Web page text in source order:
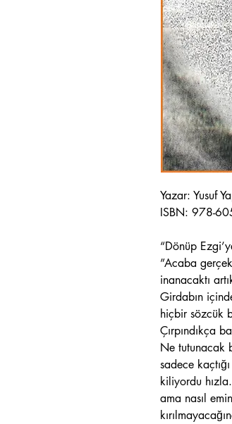
Yazar: Yusuf
ISBN: 978-
“Dönüp
”Acaba
inanacaktı
Girdabın
hiçbir sözcük
Çırpındıkça
Ne tutunacak
sadece
kiliyordu
ama nasıl